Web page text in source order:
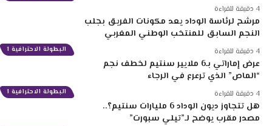
البطولة الاحترافية 1
مرشح لرئاسة الوداد يعد مكونات الفريق بجلب
النجم السابق للمنتخب الوطني المغربي
البطولة الاحترافية 1
عرض إماراتي بـ6 ملايير سنتيم لخطف نجم
“الماص” الذي ترعرع في الرجاء
هل تتجاوز ديون الوداد 6 مليارات سنتيم؟..
مصدر مقرب يوضح لـ”تيلي سبورت”